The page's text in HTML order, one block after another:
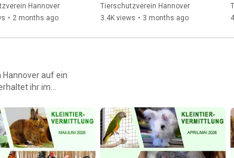
TV) Hannover
• 2 months ago
Hannover TV)
Tierschutzverein Hannover
3.4K views • 3 months ago
Hannover auf ein
ihr im
wurden.